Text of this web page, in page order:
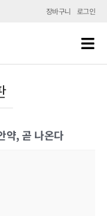
장바구니 로그인
약, 곧 나온다